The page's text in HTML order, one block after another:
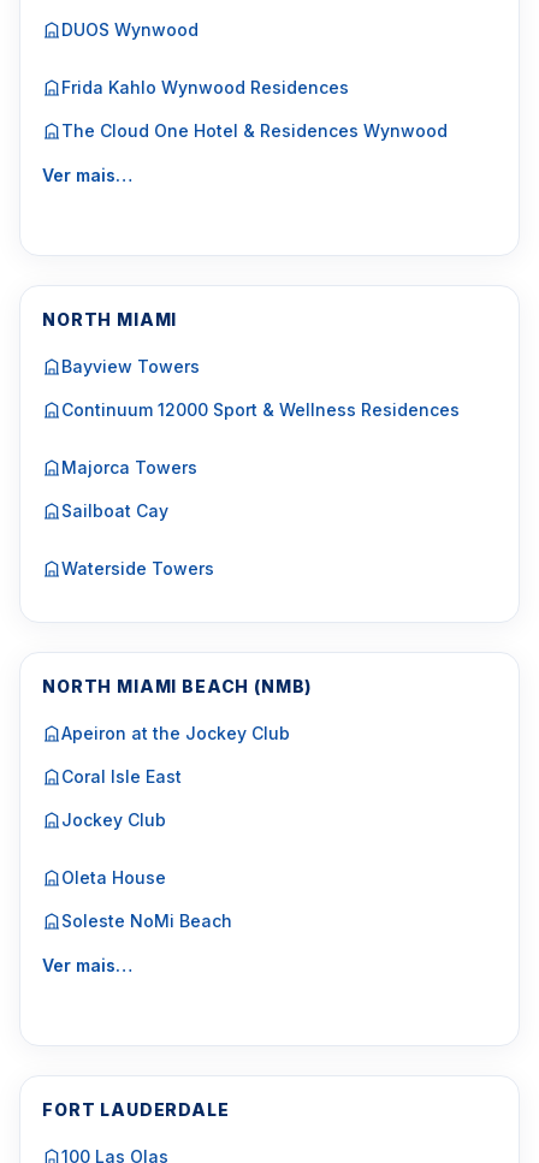
DUOS Wynwood
Frida Kahlo Wynwood Residences
The Cloud One Hotel & Residences Wynwood
Ver mais…
NORTH MIAMI
Bayview Towers
Continuum 12000 Sport & Wellness Residences
Majorca Towers
Sailboat Cay
Waterside Towers
NORTH MIAMI BEACH (NMB)
Apeiron at the Jockey Club
Coral Isle East
Jockey Club
Oleta House
Soleste NoMi Beach
Ver mais…
FORT LAUDERDALE
100 Las Olas